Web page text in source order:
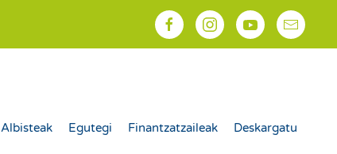
Albisteak Egutegi Finantzatzaileak Deskargatu